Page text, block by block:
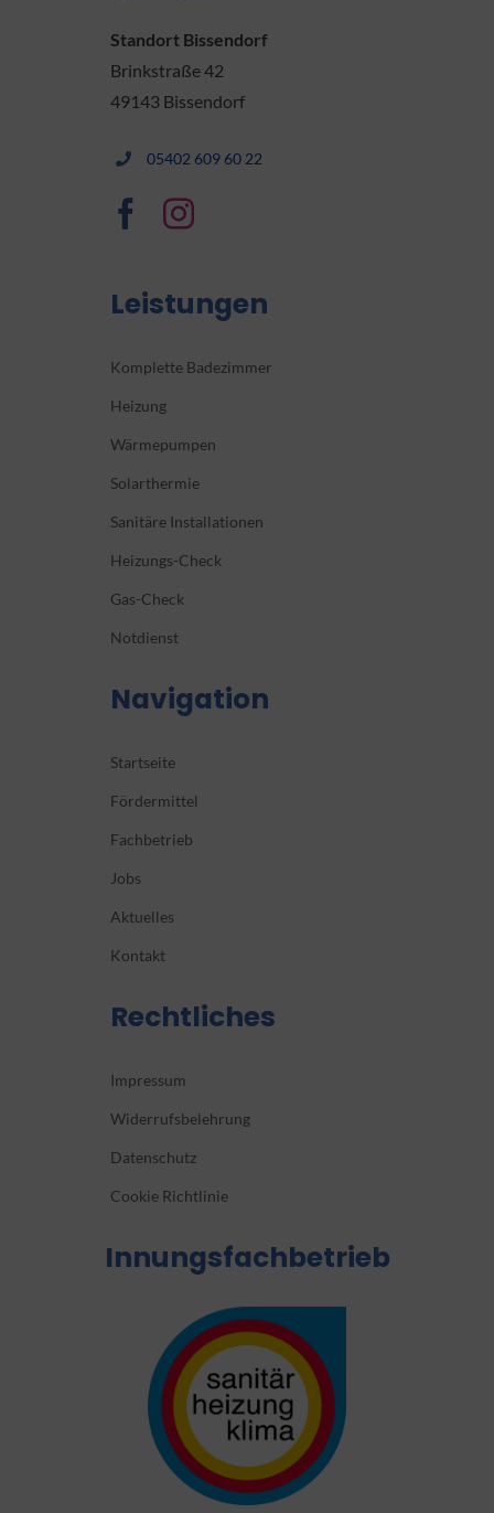
Standort Bissendorf
Brinkstraße 42
49143 Bissendorf
05402 609 60 22
Leistungen
Komplette Badezimmer
Heizung
Wärmepumpen
Solarthermie
Sanitäre Installationen
Heizungs-Check
Gas-Check
Notdienst
Navigation
Startseite
Fördermittel
Fachbetrieb
Jobs
Aktuelles
Kontakt
Rechtliches
Impressum
Widerrufsbelehrung
Datenschutz
Cookie Richtlinie
Innungsfachbetrieb